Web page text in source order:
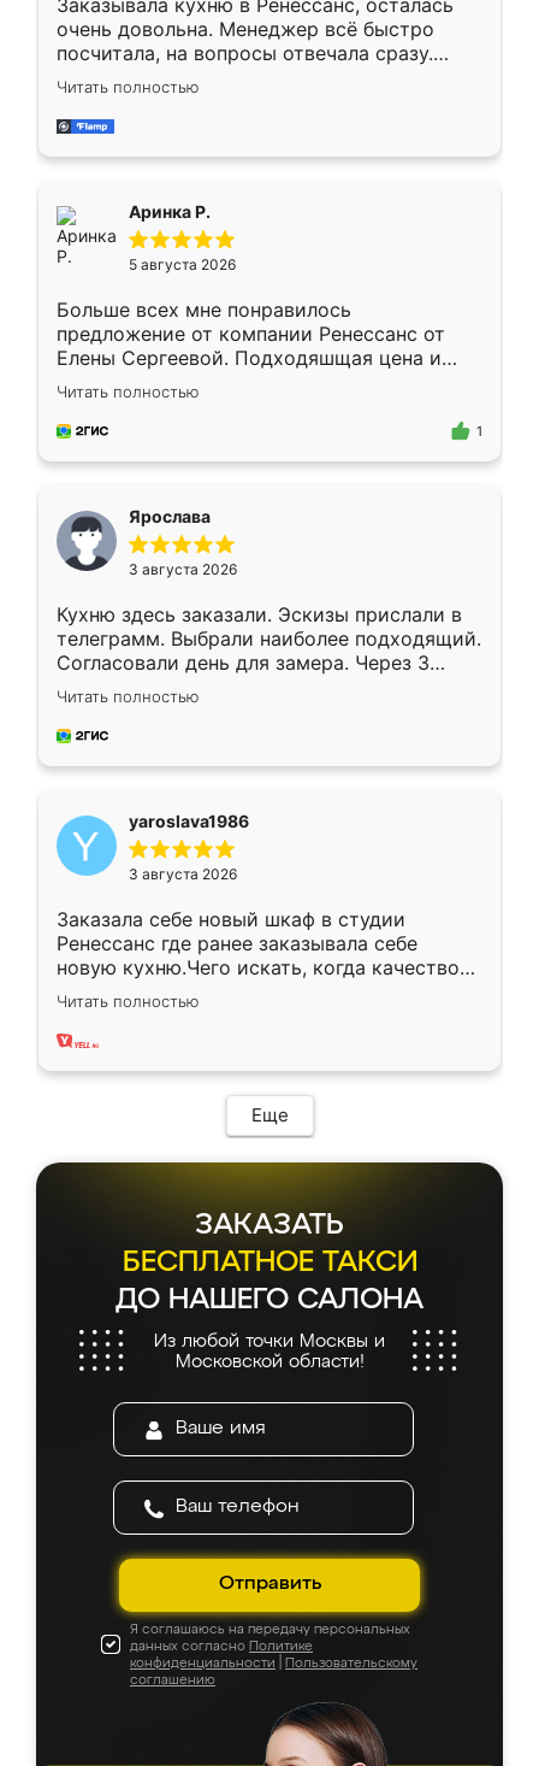
Заказывала кухню в Ренессанс, осталась
очень довольна. Менеджер всё быстро
посчитала, на вопросы отвечала сразу.
Замерщик приехал в субботу, подошёл к
делу со всей ответственностью. Собрали
за день, ребята работали аккуратно, даже
Читать полностью
Аринка Р.
5 августа 2026
Больше всех мне понравилось
предложение от компании Ренессанс от
Елены Сергеевой. Подходяшщая цена и
короткие сроки изготовления. Приехавший
для замера сотрудник Владислав
предложил по моему эскизу самый
Читать полностью
1
Ярослава
3 августа 2026
Кухню здесь заказали. Эскизы прислали в
телеграмм. Выбрали наиболее подходящий.
Согласовали день для замера. Через 3
недели кухня была уже готова. Остались
довольны работой. Спасибо Ренессанс
мебель за качественную работу!
Читать полностью
yaroslava1986
3 августа 2026
Заказала себе новый шкаф в студии
Ренессанс где ранее заказывала себе
новую кухню.Чего искать, когда качеством
вполне довольна. Служит кухня уже почти
два года, нареканий нет.
Читать полностью
Еще
ЗАКАЗАТЬ
БЕСПЛАТНОЕ ТАКСИ
ДО НАШЕГО САЛОНА
Из любой точки Москвы и
Московской области!
Отправить
Я соглашаюсь на передачу персональных
данных согласно Политике
конфиденциальности
Пользовательскому
соглашению